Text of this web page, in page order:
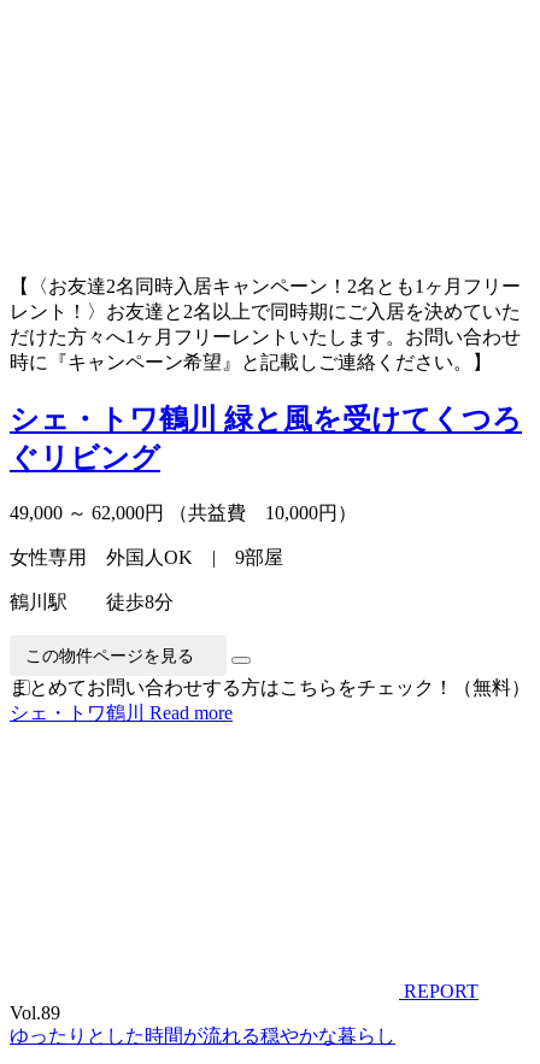
【〈お友達2名同時入居キャンペーン！2名とも1ヶ月フリー
レント！〉お友達と2名以上で同時期にご入居を決めていた
だけた方々へ1ヶ月フリーレントいたします。お問い合わせ
時に『キャンペーン希望』と記載しご連絡ください。】
シェ・トワ鶴川 緑と風を受けてくつろ
ぐリビング
49,000 ～ 62,000円 （共益費 10,000円）
女性専用 外国人OK | 9部屋
鶴川駅 徒歩8分
この物件ページを見る
まとめてお問い合わせする方はこちらをチェック！（無料）
シェ・トワ鶴川
Read more
REPORT
Vol.89
ゆったりとした時間が流れる穏やかな暮らし